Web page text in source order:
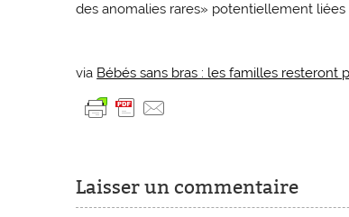
des anomalies rares» potentiellement liées
via Bébés sans bras : les familles
Laisser un commentaire